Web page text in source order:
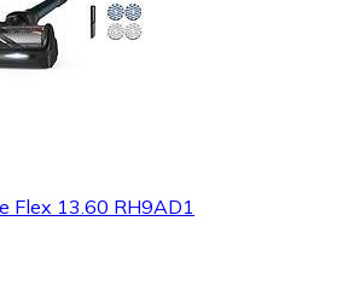
Flex 13.60 RH9AD1